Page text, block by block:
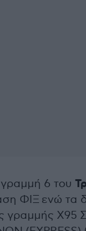
6 του
ΦΙΞ ενώ τα
γραμμής